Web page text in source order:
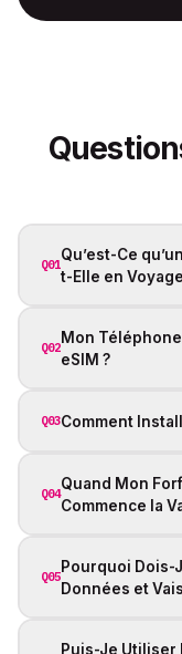
Q01
Qu’est-Ce
t-Elle en
Q02
Mon
eSIM ?
Q03Comment
Q04
Quand Mon
Commence la
Q05
Pourquoi Dois-
Données et
Puis-Je Utiliser